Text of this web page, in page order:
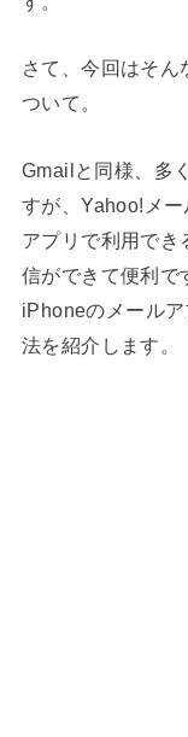
さて、今回はそ
ついて。
Gmailと同様、多
すが、Yahoo!メ
アプリで利用でき
信ができて便利で
iPhoneのメール
法を紹介します。